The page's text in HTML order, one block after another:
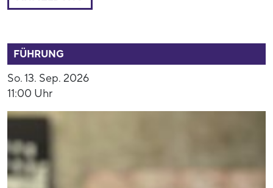
FÜHRUNG
So. 13. Sep. 2026
11:00 Uhr